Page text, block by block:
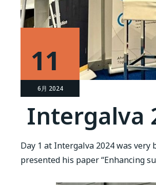
11
6月 2024
Intergalva
Day 1 at Intergalva 2024 was very
presented his paper “Enhancing